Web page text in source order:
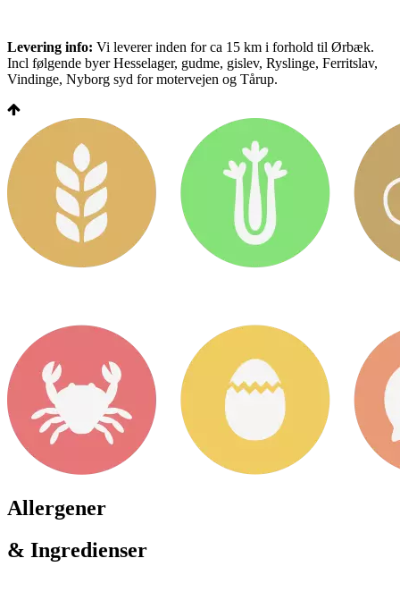
Levering info: Vi leverer inden for ca 15 km i forhold til Ørbæk.
Incl følgende byer Hesselager, gudme, gislev, Ryslinge, Ferritslav,
Vindinge, Nyborg syd for motervejen og Tårup.
Allergener
& Ingredienser